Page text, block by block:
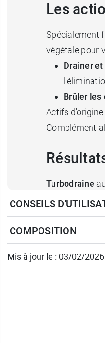
Les
Spécialement
végétale pour
Drainer
Brûler les
Actifs
Complément
Turbodraine
(mesure
Aussi
41 avenue
CONSEILS
COMPOSITION
Mis à jour le : 03/02/2026